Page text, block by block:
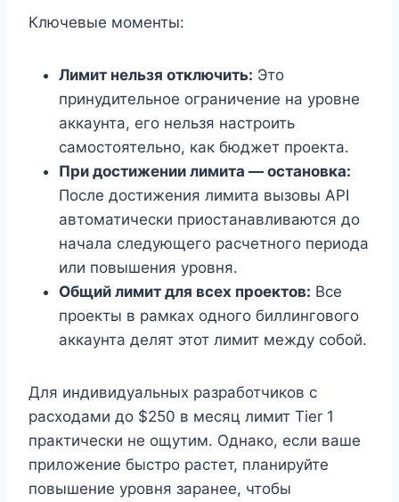
Ключевые моменты:
Лимит нельзя отключить: Это
принудительное ограничение на уровне
аккаунта, его нельзя настроить
самостоятельно, как бюджет проекта.
При достижении лимита — остановка:
После достижения лимита вызовы API
автоматически приостанавливаются до
начала следующего расчетного периода
или повышения уровня.
Общий лимит для всех проектов: Все
проекты в рамках одного биллингового
аккаунта делят этот лимит между собой.
Для индивидуальных разработчиков с
расходами до $250 в месяц лимит Tier 1
практически не ощутим. Однако, если ваше
приложение быстро растет, планируйте
повышение уровня заранее, чтобы